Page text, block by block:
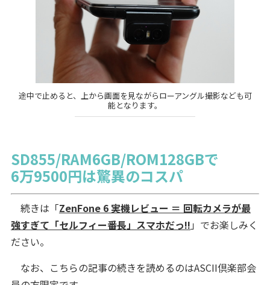
途中で止めると、上から画面を見ながらローアングル撮影なども可
能となります。
SD855/RAM6GB/ROM128GBで
6万9500円は驚異のコスパ
続きは「ZenFone 6 実機レビュー ＝ 回転カメラが最
強すぎて「セルフィー番長」スマホだっ!! 」でお楽しみく
ださい。
なお、こちらの記事の続きを読めるのはASCII倶楽部会